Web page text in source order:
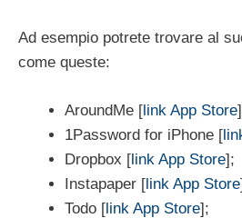
Ad esempio potrete trovare al
come queste:
AroundMe [link App Store
1Password for iPhone [
Dropbox [link App Store];
Instapaper [link App Store
Todo [link App Store];